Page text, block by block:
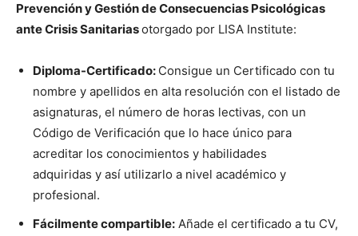
Prevención y Gestión de Consecuencias Psicológicas
ante Crisis Sanitariasotorgado por LISA Institute:
Diploma-Certificado: Consigue un Certificado con tu
nombre y apellidos en alta resolución con el listado de
asignaturas, el número de horas lectivas, con un
Código de Verificación que lo hace único para
acreditar los conocimientos y habilidades
adquiridas y así utilizarlo a nivel académico y
profesional.
Fácilmente compartible: Añade el certificado a tu CV,